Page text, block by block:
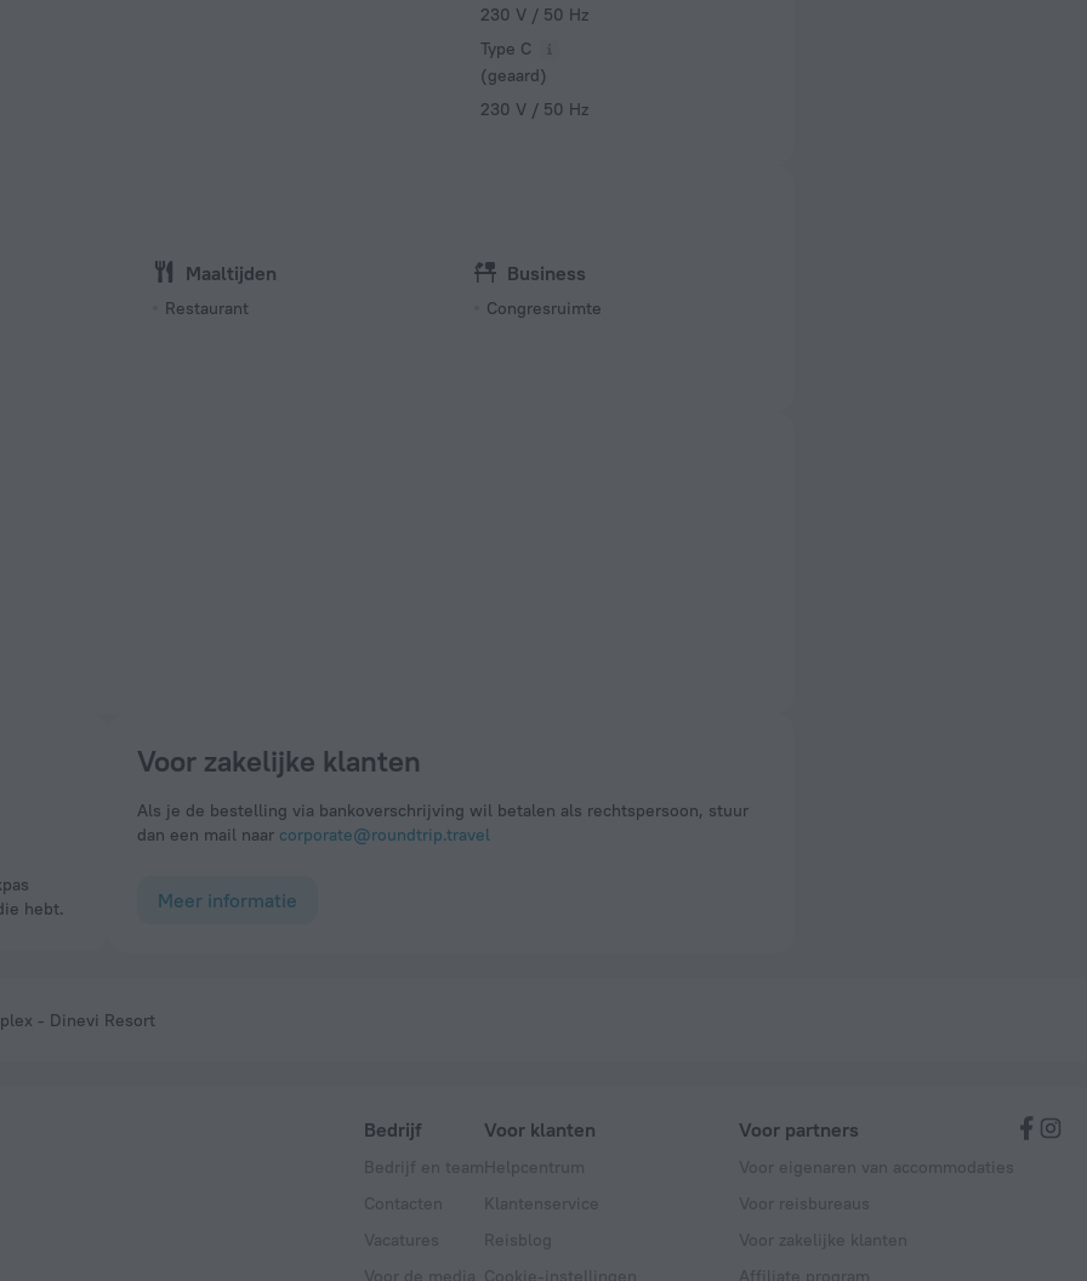
230 V / 50 Hz
Type C
(geaard)
230 V / 50 Hz
Maaltijden
Restaurant
Business
Congresruimte
hebt.
Voor zakelijke klanten
Als je de bestelling via bankoverschrijving wil betalen als rechtspersoon, stuur
dan een mail naar corporate@roundtrip.travel
Meer informatie
- Dinevi Resort
Bedrijf
Bedrijf en team
Contacten
Vacatures
Voor de media
Voor klanten
Helpcentrum
Klantenservice
Reisblog
Cookie-instellingen
Voor partners
Voor eigenaren van accommodaties
Voor reisbureaus
Voor zakelijke klanten
Affiliate program